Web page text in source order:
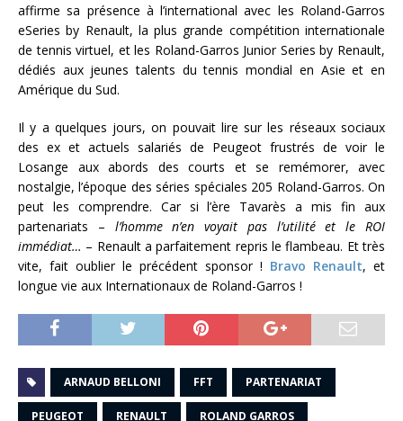
affirme sa présence à l’international avec les Roland-Garros
eSeries by Renault, la plus grande compétition internationale
de tennis virtuel, et les Roland-Garros Junior Series by Renault,
dédiés aux jeunes talents du tennis mondial en Asie et en
Amérique du Sud.
Il y a quelques jours, on pouvait lire sur les réseaux sociaux
des ex et actuels salariés de Peugeot frustrés de voir le
Losange aux abords des courts et se remémorer, avec
nostalgie, l’époque des séries spéciales 205 Roland-Garros. On
peut les comprendre. Car si l’ère Tavarès a mis fin aux
partenariats – l’homme n’en voyait pas l’utilité et le ROI
immédiat… – Renault a parfaitement repris le flambeau. Et très
vite, fait oublier le précédent sponsor ! Bravo Renault, et
longue vie aux Internationaux de Roland-Garros !
ARNAUD BELLONI FFT PARTENARIAT
PEUGEOT RENAULT ROLAND GARROS